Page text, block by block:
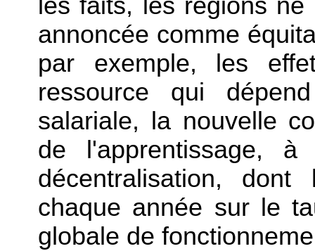
annoncée comme
par exemple, les
ressource qui
salariale, la nouvelle
de l'apprentissage,
décentralisation,
chaque année sur le
globale de